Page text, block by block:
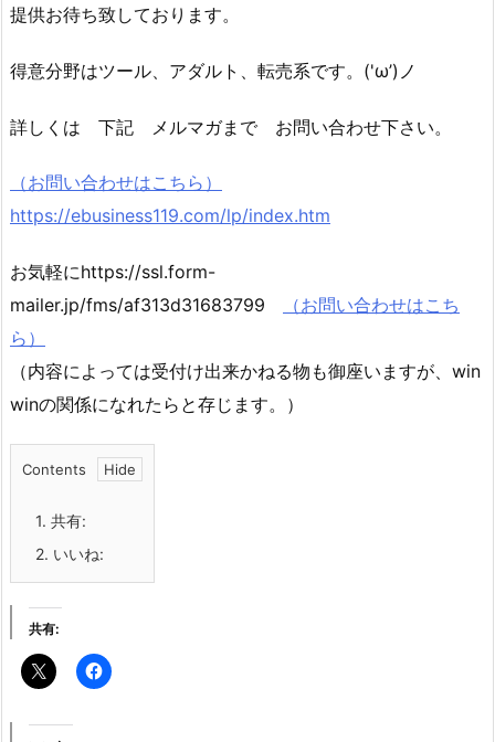
提供お待ち致しております。
得意分野はツール、アダルト、転売系です。('ω’)ノ
詳しくは 下記 メルマガまで お問い合わせ下さい。
（お問い合わせはこちら）
https://ebusiness119.com/lp/index.htm
お気軽にhttps://ssl.form-
mailer.jp/fms/af313d31683799
（お問い合わせはこち
ら）
（内容によっては受付け出来かねる物も御座いますが、win
winの関係になれたらと存じます。）
Contents
1. 共有:
2. いいね:
共有: